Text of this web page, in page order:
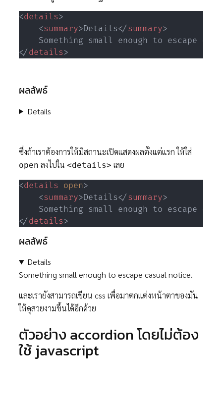
<details>
<summary>Details</ summary>
</ details>
ผลลัพธ์
Details
ซึ่งถ้าเราต้องการให้มีสถานะเปิดแสดงผลตั้งแต่แรก ให้ใส่
open ลงไปใน <details> เลย
<details open>
<summary>Details</ summary>
</ details>
ผลลัพธ์
Details
Something small enough to escape casual notice.
และเรายังสามารถเขียน css เพื่อมาตกแต่งหน้าตาของมัน
ให้ดูสวยงามขึ้นได้อีกด้วย
ตัวอย่าง accordion โดยไม่ต้อง
ใช้ javascript